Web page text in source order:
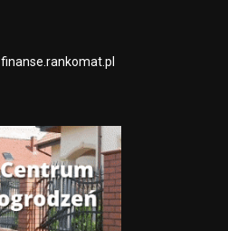
finanse.rankomat.pl